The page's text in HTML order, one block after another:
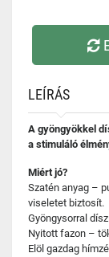
LEÍRÁS
A gyöngyökkel
a stimuláló
Miért jó?
Szatén anyag –
viseletet biztosít.
Gyöngysorral
Nyitott fazon –
Elöl gazdag